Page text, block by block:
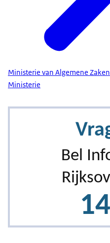
Ministerie van Algemene Zaken
Ministerie